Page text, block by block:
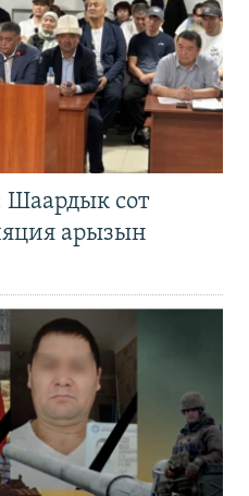
Шаардык сот
арызын